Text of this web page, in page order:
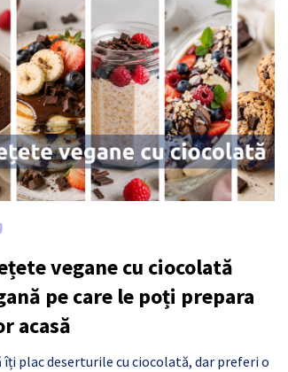
vegane cu ciocolată
pe care le poți prepara
acasă
îți plac deserturile cu ciocolată, dar preferi o